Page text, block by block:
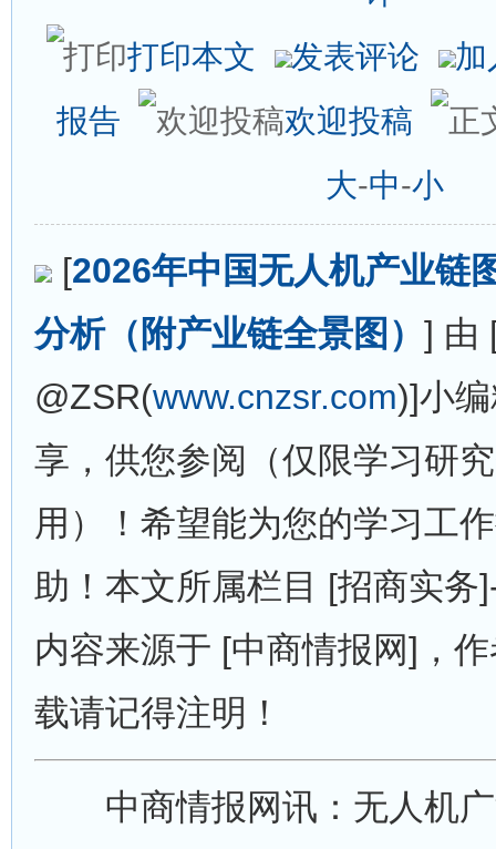
打印本文
发表评论
加
报告
欢迎投稿
大-中-小
[2026年中国无人机产业链
分析（附产业链全景图） ] 由
@ZSR(www.cnzsr.com)]小
享，供您参阅（仅限学习研
用）！希望能为您的学习工
助！本文所属栏目 [招商实务
内容来源于 [中商情报网]，
载请记得注明！
中商情报网讯：无人机广